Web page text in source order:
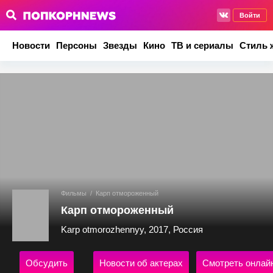
Войти
Новости Персоны Звезды Кино ТВ и сериалы Стиль
Фильмы / Карп отмороженный
Карп отмороженный
Karp otmorozhennyy, 2017, Россия
Обсудить Новости об актерах Смотреть